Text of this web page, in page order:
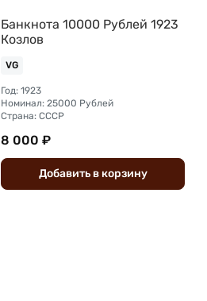
Банкнота 10000 Рублей 1923
Козлов
VG
Год: 1923
Номинал: 25000 Рублей
Страна: СССР
8 000 ₽
Добавить вкорзину